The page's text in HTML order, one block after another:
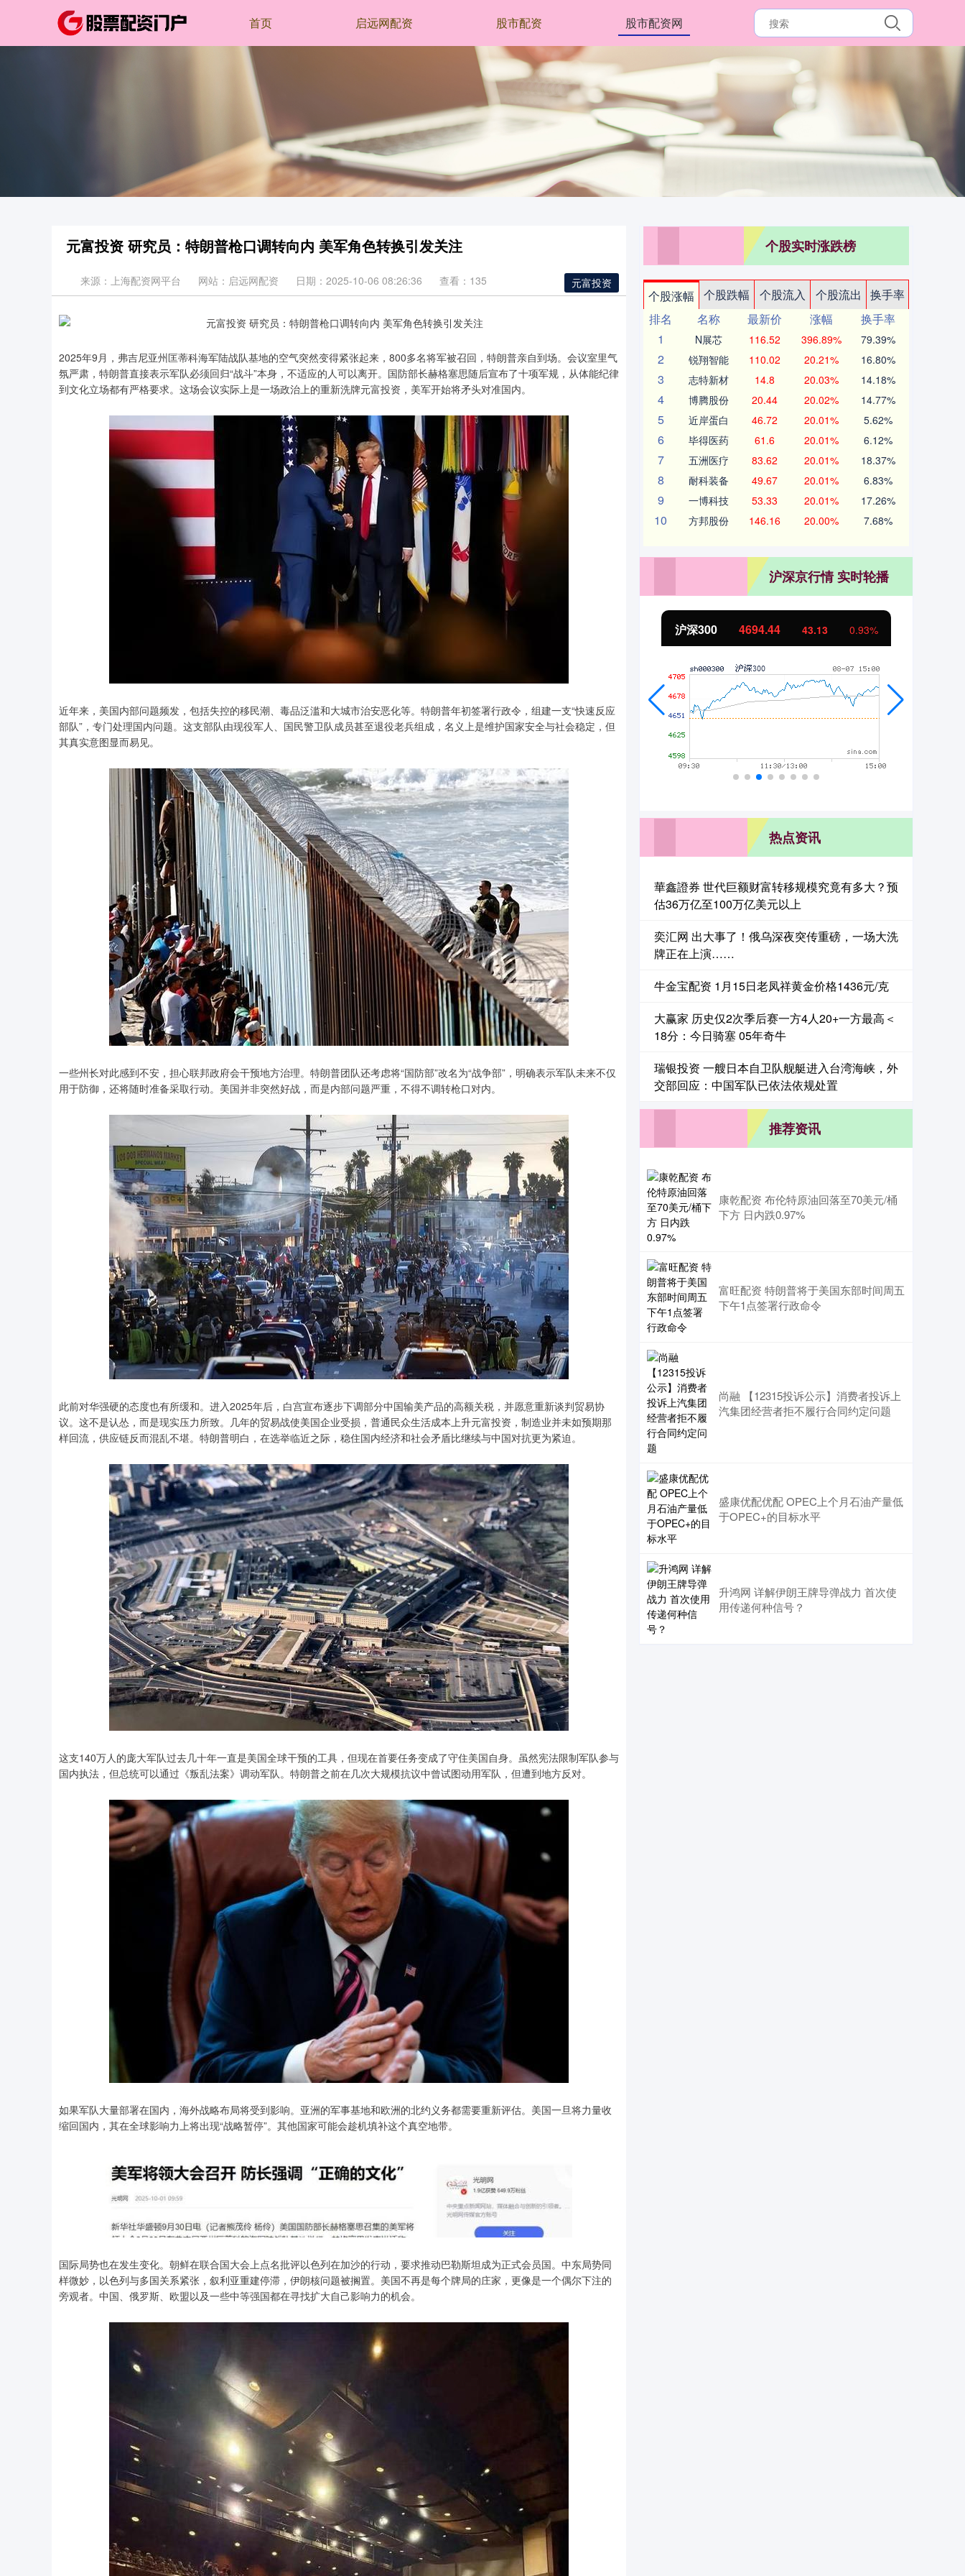
首页 启远网配资 股市配资 股市配资网
元富投资 研究员：特朗普枪口调转向内 美军角色转换引发关注
元富投资
来源：上海配资网平台 网站：启远网配资 日期：2025-10-06 08:26:36 查看：135
2025年9月，弗吉尼亚州匡蒂科海军陆战队基地的空气突然变得紧张起来，800多名将军被召回，特朗普亲自到场。会议室里气
氛严肃，特朗普直接表示军队必须回归“战斗”本身，不适应的人可以离开。国防部长赫格塞思随后宣布了十项军规，从体能纪律
到文化立场都有严格要求。这场会议实际上是一场政治上的重新洗牌元富投资，美军开始将矛头对准国内。
近年来，美国内部问题频发，包括失控的移民潮、毒品泛滥和大城市治安恶化等。特朗普年初签署行政令，组建一支“快速反应
部队”，专门处理国内问题。这支部队由现役军人、国民警卫队成员甚至退役老兵组成，名义上是维护国家安全与社会稳定，但
其真实意图显而易见。
一些州长对此感到不安，担心联邦政府会干预地方治理。特朗普团队还考虑将“国防部”改名为“战争部”，明确表示军队未来不仅
用于防御，还将随时准备采取行动。美国并非突然好战，而是内部问题严重，不得不调转枪口对内。
此前对华强硬的态度也有所缓和。进入2025年后，白宫宣布逐步下调部分中国输美产品的高额关税，并愿意重新谈判贸易协
议。这不是认怂，而是现实压力所致。几年的贸易战使美国企业受损，普通民众生活成本上升元富投资，制造业并未如预期那
样回流，供应链反而混乱不堪。特朗普明白，在选举临近之际，稳住国内经济和社会矛盾比继续与中国对抗更为紧迫。
这支140万人的庞大军队过去几十年一直是美国全球干预的工具，但现在首要任务变成了守住美国自身。虽然宪法限制军队参与
国内执法，但总统可以通过《叛乱法案》调动军队。特朗普之前在几次大规模抗议中曾试图动用军队，但遭到地方反对。
如果军队大量部署在国内，海外战略布局将受到影响。亚洲的军事基地和欧洲的北约义务都需要重新评估。美国一旦将力量收
缩回国内，其在全球影响力上将出现“战略暂停”。其他国家可能会趁机填补这个真空地带。
国际局势也在发生变化。朝鲜在联合国大会上点名批评以色列在加沙的行动，要求推动巴勒斯坦成为正式会员国。中东局势同
样微妙，以色列与多国关系紧张，叙利亚重建停滞，伊朗核问题被搁置。美国不再是每个牌局的庄家，更像是一个偶尔下注的
旁观者。中国、俄罗斯、欧盟以及一些中等强国都在寻找扩大自己影响力的机会。
个股实时涨跌榜
个股涨幅 个股跌幅 个股流入 个股流出
换手率
排名
名称 最新价 涨幅
换手率
1
N展芯 116.52 396.89% 79.39%
2 锐翔智能 110.02 20.21% 16.80%
3 志特新材 14.8 20.03% 14.18%
4 博腾股份 20.44 20.02% 14.77%
5 近岸蛋白 46.72 20.01% 5.62%
6 毕得医药 61.6 20.01% 6.12%
7 五洲医疗 83.62 20.01% 18.37%
8 耐科装备 49.67 20.01% 6.83%
9 一博科技 53.33 20.01% 17.26%
10 方邦股份 146.16 20.00% 7.68%
沪深京行情 实时轮播
14311.01 200.89 1.42% 北证50 1134.24 11.37 1.01%
热点资讯
華鑫證券 世代巨额财富转移规模究竟有多大？预
估36万亿至100万亿美元以上
奕汇网 出大事了！俄乌深夜突传重磅，一场大洗
牌正在上演……
牛金宝配资 1月15日老凤祥黄金价格1436元/克
大赢家 历史仅2次季后赛一方4人20+一方最高＜
18分：今日骑塞 05年奇牛
瑞银投资 一艘日本自卫队舰艇进入台湾海峡，外
交部回应：中国军队已依法依规处置
推荐资讯
康乾配资 布伦特原油回落至70美元/桶
下方 日内跌0.97%
富旺配资 特朗普将于美国东部时间周五
下午1点签署行政命令
尚融 【12315投诉公示】消费者投诉上
汽集团经营者拒不履行合同约定问题
盛康优配优配 OPEC上个月石油产量低
于OPEC+的目标水平
升鸿网 详解伊朗王牌导弹战力 首次使
用传递何种信号？